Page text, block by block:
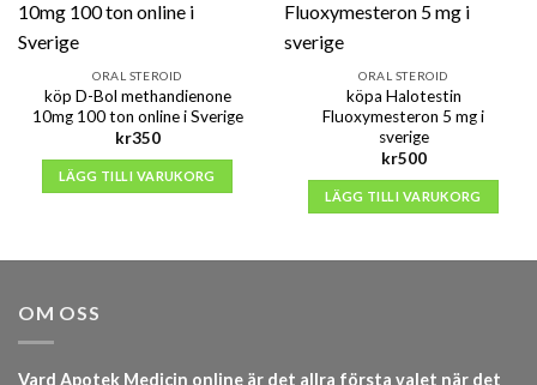
ORAL STEROID
köp D-Bol methandienone
10mg 100 ton online i Sverige
kr350
LÄGG TILL I VARUKORG
ORAL STEROID
köpa Halotestin
Fluoxymesteron 5 mg i
sverige
kr500
LÄGG TILL I VARUKORG
OM OSS
Vard Apotek Medicin online är det allra första valet när det